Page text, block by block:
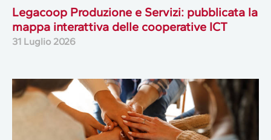
Legacoop Produzione e Servizi: pubblicata la
mappa interattiva delle cooperative ICT
31 Luglio 2026